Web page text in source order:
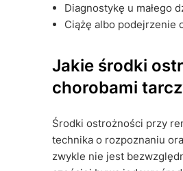
Diagnostykę u małego
Ciążę albo podejrzenie
Jakie środki
chorobami
Środki ostrożności przy
technika o rozpoznaniu
zwykle nie jest